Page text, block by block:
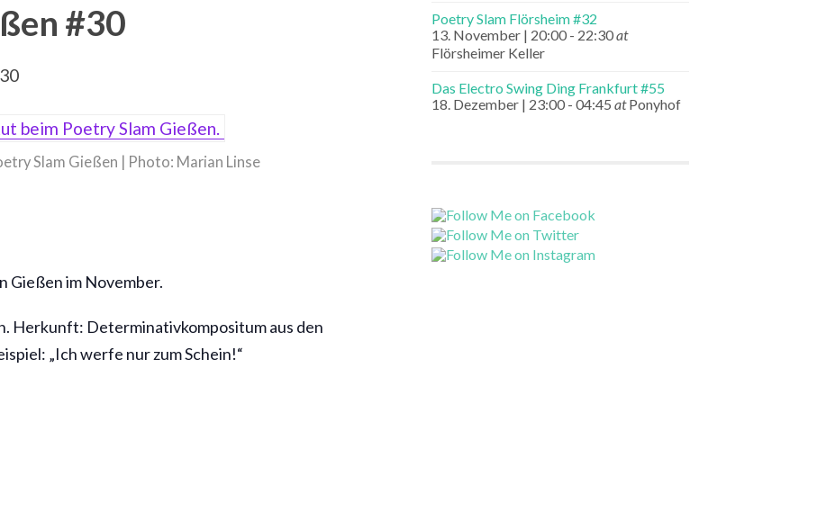
#30
Slam Gießen | Photo: Marian Linse
Gießen im November.
Herkunft: Determinativkompositum aus den
„Ich werfe nur zum Schein!“
Poetry Slam Flörsheim #32
13. November | 20:00 - 22:30at
Flörsheimer Keller
Das Electro Swing Ding Frankfurt #55
18. Dezember | 23:00 - 04:45 atPonyhof